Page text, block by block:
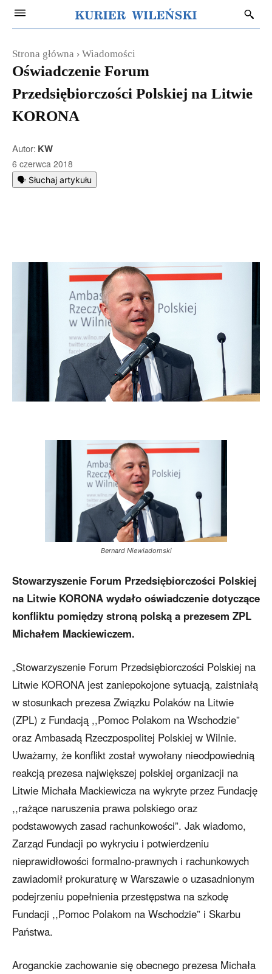
Strona główna Wiadomości
Oświadczenie Forum
Przedsiębiorczości Polskiej na Litwie
KORONA
Autor: KW
6 czerwca 2018
🗣️ Słuchaj artykułu
Bernard Niewiadomski
Stowarzyszenie Forum Przedsiębiorczości Polskiej
na Litwie KORONA wydało oświadczenie dotyczące
konfliktu pomiędzy stroną polską a prezesem ZPL
Michałem Mackiewiczem.
„Stowarzyszenie Forum Przedsiębiorczości Polskiej na
Litwie KORONA jest zaniepokojone sytuacją, zaistniałą
w stosunkach prezesa Związku Polaków na Litwie
(ZPL) z Fundacją ,,Pomoc Polakom na Wschodzie”
oraz Ambasadą Rzeczpospolitej Polskiej w Wilnie.
Uważamy, że konflikt został wywołany nieodpowiednią
reakcją prezesa największej polskiej organizacji na
Litwie Michała Mackiewicza na wykryte przez Fundację
,,rażące naruszenia prawa polskiego oraz
podstawowych zasad rachunkowości”. Jak wiadomo,
Zarząd Fundacji po wykryciu i potwierdzeniu
nieprawidłowości formalno-prawnych i rachunkowych
zawiadomił prokuraturę w Warszawie o uzasadnionym
podejrzeniu popełnienia przestępstwa na szkodę
Fundacji ,,Pomoc Polakom na Wschodzie” i Skarbu
Państwa.
Aroganckie zachowanie się obecnego prezesa Michała